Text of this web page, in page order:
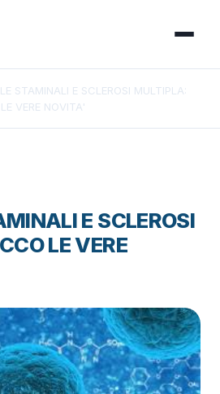
STAMINALI E SCLEROSI MULTIPLA:
VERE NOVITA'
E SCLEROSI
LE VERE